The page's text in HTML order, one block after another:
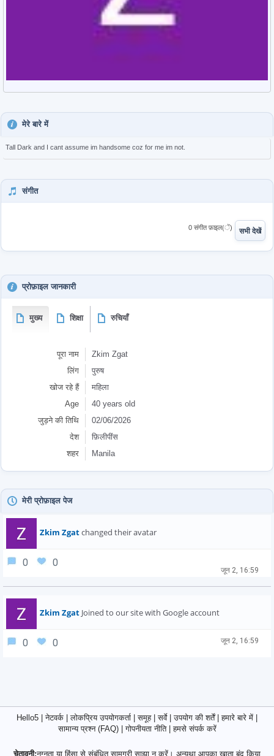
मेरे बारे में
Tall Dark and I cant assume im handsome coz for me im not.
संगीत
0 संगीत फ़ाइल(ें) सभी देखें
प्रोफ़ाइल जानकारी
मुख्य शिक्षा रुचियाँ
पूरा नाम
Zkim Zgat
लिंग
पुरुष
खोज रहे हैं
महिला
Age
40 years old
जुड़ने की तिथि
02/06/2026
देश
फ़िलीपींस
शहर
Manila
मेरी प्रोफ़ाइल पेज
Zkim Zgatchanged their avatar
जून 2, 16:59
0 0
Zkim Zgat Joined to our site with Google account
जून 2, 16:59
0 0
Hello5 |नेटवर्क |लोकप्रिय उपयोगकर्ता |समूह|सर्वे|उपयोग की शर्तें|हमारे बारे में
सामान्य प्रश्न (FAQ)|गोपनीयता नीति|हमसे संपर्क करें
चेतावनी:नग्नता या हिंसा से संबंधित सामग्री साझा न करें। अन्यथा आपका खाता बंद किया